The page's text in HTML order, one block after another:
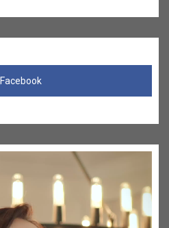
Facebook